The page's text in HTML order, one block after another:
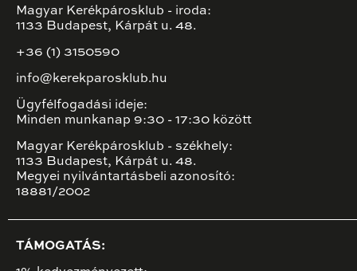
Magyar Kerékpárosklub - iroda:
1133 Budapest, Kárpát u. 48.
+36 (1) 3150590
info@kerekparosklub.hu
Ügyfélfogadási ideje:
Minden munkanap 9:30 - 17:30 között
Magyar Kerékpárosklub - székhely:
1133 Budapest, Kárpát u. 48.
Megyei nyilvántartásbeli azonosító:
18881/2002
TÁMOGATÁS: